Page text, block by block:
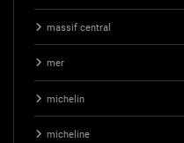
massif central
mer
michelin
micheline